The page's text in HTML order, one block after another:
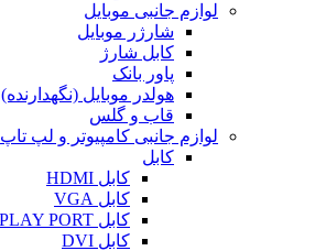
لوازم جانبی موبایل
شارژر موبایل
کابل شارژ
پاور بانک
هولدر موبایل (نگهدارنده)
قاب و گلس
لوازم جانبی کامپیوتر و لپ تاپ
کابل
کابل HDMI
کابل VGA
کابل DISPLAY PORT
کابل DVI